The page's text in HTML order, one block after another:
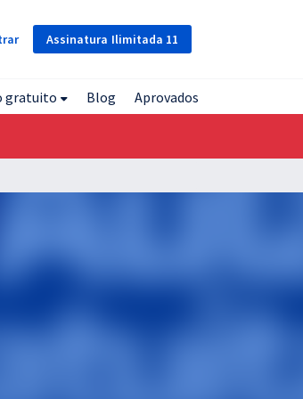
Assinatura Ilimitada 11
gratuito Blog Aprovados